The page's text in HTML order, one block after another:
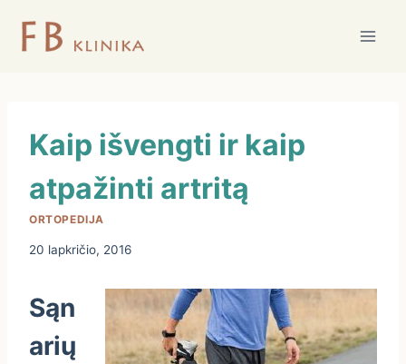
Kaip išvengti ir kaip
atpažinti artritą
ORTOPEDIJA
20 lapkričio, 2016
Sąn
arių